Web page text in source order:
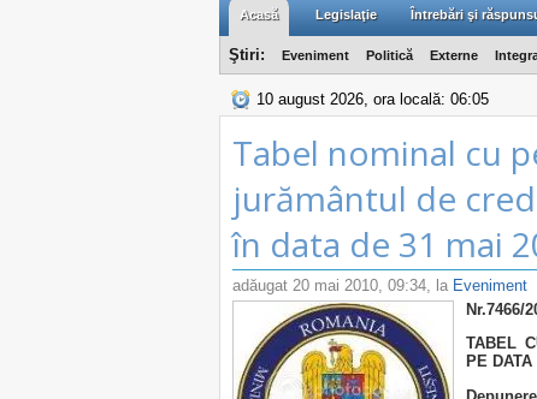
Acasă Legislaţie Întrebări şi
Ştiri: Eveniment Politică Externe
10 august 2026, ora locală: 06:05
Tabel nominal cu
jurământul de
în data de 31 mai
adăugat 20 mai 2010, 09:34, la Eveniment
Nr.7466/
TABEL
PE